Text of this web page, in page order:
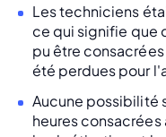
Les techniciens
ce qui signifie que
pu être
été perdues pour
Aucune possibilité
heures